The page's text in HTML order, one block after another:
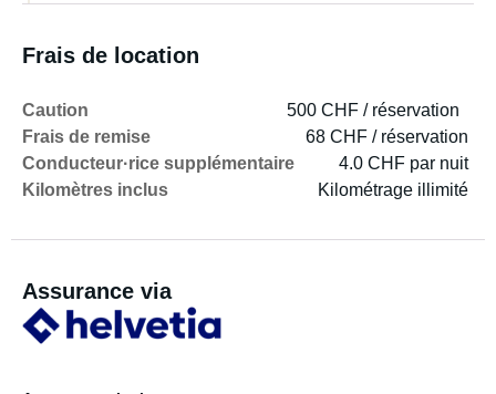
Frais de location
Caution
500 CHF / réservation
Frais de remise
68 CHF / réservation
Conducteur·rice supplémentaire
4.0 CHF par nuit
Kilomètres inclus
Kilométrage illimité
Assurance via